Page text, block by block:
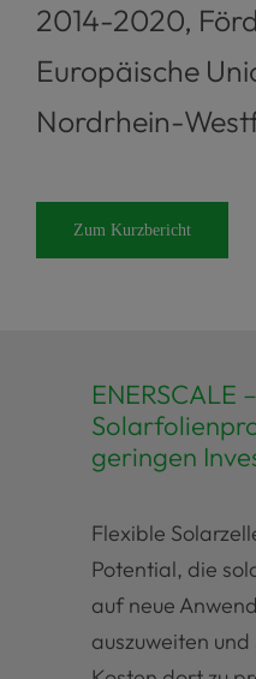
2014-2020,
Europäische
Nordrhein-
Zum Kurzbericht
ENERSCALE –
geringen
Flexible
Potential, die
auf neue
auszuweiten